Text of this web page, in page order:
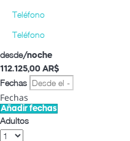
Teléfono
Teléfono
desde/noche
112.125,00 AR$
Fechas
Fechas
Añadir fechas
Adultos